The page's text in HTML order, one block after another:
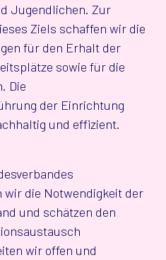
Jugendlichen. Zur
Ziels schaffen wir die
für den Erhalt der
sowie für die
Die
der Einrichtung
und effizient.
wir die Notwendigkeit der
und schätzen den
wir offen und